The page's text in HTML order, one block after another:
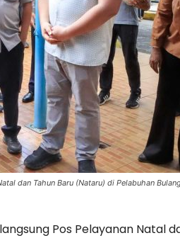
dan Tahun Baru (Nataru) di Pelabuhan
Pos Pelayanan Natal